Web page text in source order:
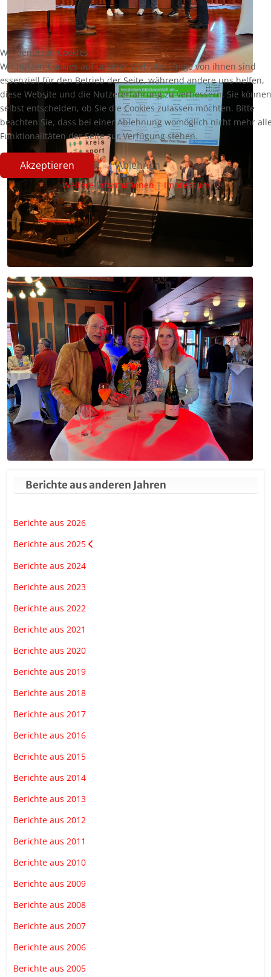
Berichte aus anderen Jahren
Berichte aus 2026
Berichte aus 2025
Berichte aus 2024
Berichte aus 2023
Berichte aus 2022
Berichte aus 2021
Berichte aus 2020
Berichte aus 2019
Berichte aus 2018
Berichte aus 2017
Berichte aus 2016
Berichte aus 2015
Berichte aus 2014
Berichte aus 2013
Berichte aus 2012
Berichte aus 2011
Berichte aus 2010
Berichte aus 2009
Berichte aus 2008
Berichte aus 2007
Berichte aus 2006
Berichte aus 2005
Wir benutzen Cookies
Wir nutzen Cookies auf unserer Website. Einige von ihnen sind
essenziell für den Betrieb der Seite, während andere uns helfen,
diese Website und die Nutzererfahrung zu verbessern. Sie können
selbst entscheiden, ob Sie die Cookies zulassen möchten. Bitte
beachten Sie, dass bei einer Ablehnung womöglich nicht mehr
Funktionalitäten der Seite zur Verfügung stehen.
Akzeptieren Ablehnen
Weitere Informationen|Impressum